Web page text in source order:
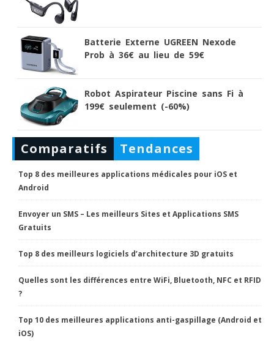
Batterie Externe UGREEN Nexode
Prob à 36€ au lieu de 59€
Robot Aspirateur Piscine sans Fi à
199€ seulement (-60%)
Comparatifs Tendances
Top 8 des meilleures applications médicales pour iOS et
Android
Envoyer un SMS – Les meilleurs Sites et Applications SMS
Gratuits
Top 8 des meilleurs logiciels d’architecture 3D gratuits
Quelles sont les différences entre WiFi, Bluetooth, NFC et RFID
?
Top 10 des meilleures applications anti-gaspillage (Android et
iOS)